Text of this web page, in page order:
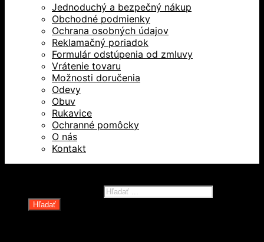
Jednoduchý a bezpečný nákup
Obchodné podmienky
Ochrana osobných údajov
Reklamačný poriadok
Formulár odstúpenia od zmluvy
Vrátenie tovaru
Možnosti doručenia
Odevy
Obuv
Rukavice
Ochranné pomôcky
O nás
Kontakt
Hľadať